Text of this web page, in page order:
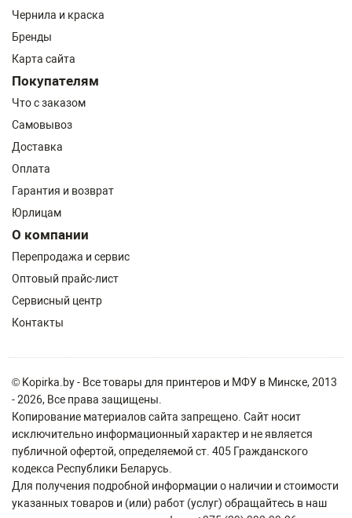
Чернила и краска
Бренды
Карта сайта
Покупателям
Что с заказом
Самовывоз
Доставка
Оплата
Гарантия и возврат
Юрлицам
О компании
Перепродажа и сервис
Оптовый прайс-лист
Сервисный центр
Контакты
© Kopirka.by - Все товары для принтеров и МФУ в Минске, 2013
- 2026, Все права защищены.
Копирование материалов сайта запрещено. Сайт носит
исключительно информационный характер и не является
публичной офертой, определяемой ст. 405 Гражданского
кодекса Республики Беларусь.
Для получения подробной информации о наличии и стоимости
указанных товаров и (или) работ (услуг) обращайтесь в наш